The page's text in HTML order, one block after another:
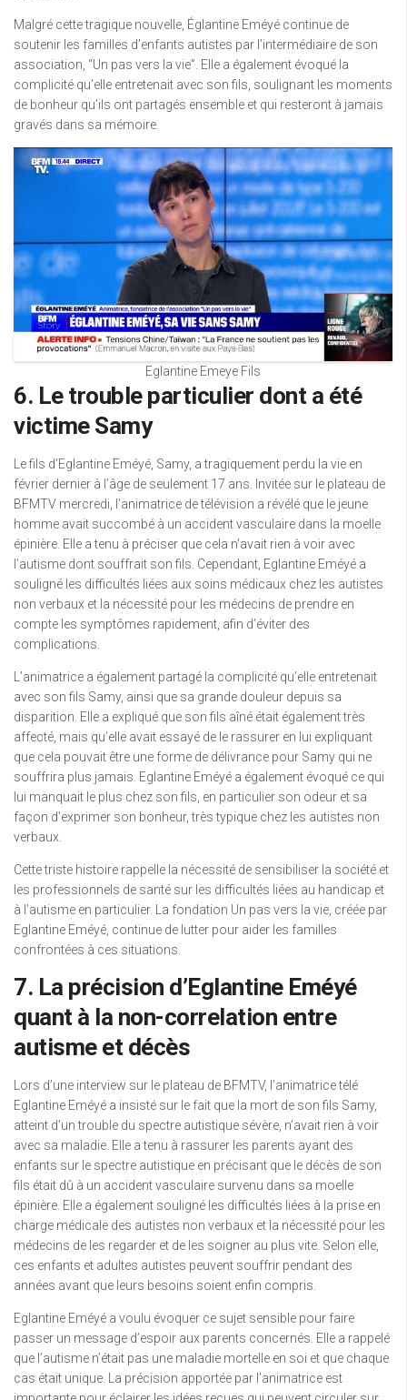
Malgré cette tragique nouvelle, Églantine Eméyé continue de
soutenir les familles d’enfants autistes par l’intermédiaire de son
association, “Un pas vers la vie”. Elle a également évoqué la
complicité qu’elle entretenait avec son fils, soulignant les moments
de bonheur qu’ils ont partagés ensemble et qui resteront à jamais
gravés dans sa mémoire.
Eglantine Emeye Fils
6. Le trouble particulier dont a été
victime Samy
Le fils d’Eglantine Eméyé, Samy, a tragiquement perdu la vie en
février dernier à l’âge de seulement 17 ans. Invitée sur le plateau de
BFMTV mercredi, l’animatrice de télévision a révélé que le jeune
homme avait succombé à un accident vasculaire dans la moelle
épinière. Elle a tenu à préciser que cela n’avait rien à voir avec
l’autisme dont souffrait son fils. Cependant, Eglantine Eméyé a
souligné les difficultés liées aux soins médicaux chez les autistes
non verbaux et la nécessité pour les médecins de prendre en
compte les symptômes rapidement, afin d’éviter des
complications.
L’animatrice a également partagé la complicité qu’elle entretenait
avec son fils Samy, ainsi que sa grande douleur depuis sa
disparition. Elle a expliqué que son fils aîné était également très
affecté, mais qu’elle avait essayé de le rassurer en lui expliquant
que cela pouvait être une forme de délivrance pour Samy qui ne
souffrira plus jamais. Eglantine Eméyé a également évoqué ce qui
lui manquait le plus chez son fils, en particulier son odeur et sa
façon d’exprimer son bonheur, très typique chez les autistes non
verbaux.
Cette triste histoire rappelle la nécessité de sensibiliser la société et
les professionnels de santé sur les difficultés liées au handicap et
à l’autisme en particulier. La fondation Un pas vers la vie, créée par
Eglantine Eméyé, continue de lutter pour aider les familles
confrontées à ces situations.
7. La précision d’Eglantine Eméyé
quant à la non-correlation entre
autisme et décès
Lors d’une interview sur le plateau de BFMTV, l’animatrice télé
Eglantine Eméyé a insisté sur le fait que la mort de son fils Samy,
atteint d’un trouble du spectre autistique sévère, n’avait rien à voir
avec sa maladie. Elle a tenu à rassurer les parents ayant des
enfants sur le spectre autistique en précisant que le décès de son
fils était dû à un accident vasculaire survenu dans sa moelle
épinière. Elle a également souligné les difficultés liées à la prise en
charge médicale des autistes non verbaux et la nécessité pour les
médecins de les regarder et de les soigner au plus vite. Selon elle,
ces enfants et adultes autistes peuvent souffrir pendant des
années avant que leurs besoins soient enfin compris.
Eglantine Eméyé a voulu évoquer ce sujet sensible pour faire
passer un message d’espoir aux parents concernés. Elle a rappelé
que l’autisme n’était pas une maladie mortelle en soi et que chaque
cas était unique. La précision apportée par l’animatrice est